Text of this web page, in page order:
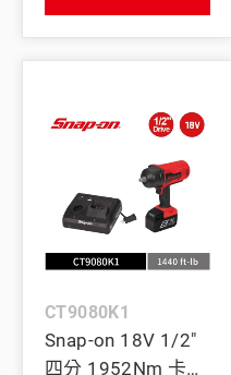
(紅)
CT9080K1
Snap-on 18V 1/2"
四分 1952Nm 卡車